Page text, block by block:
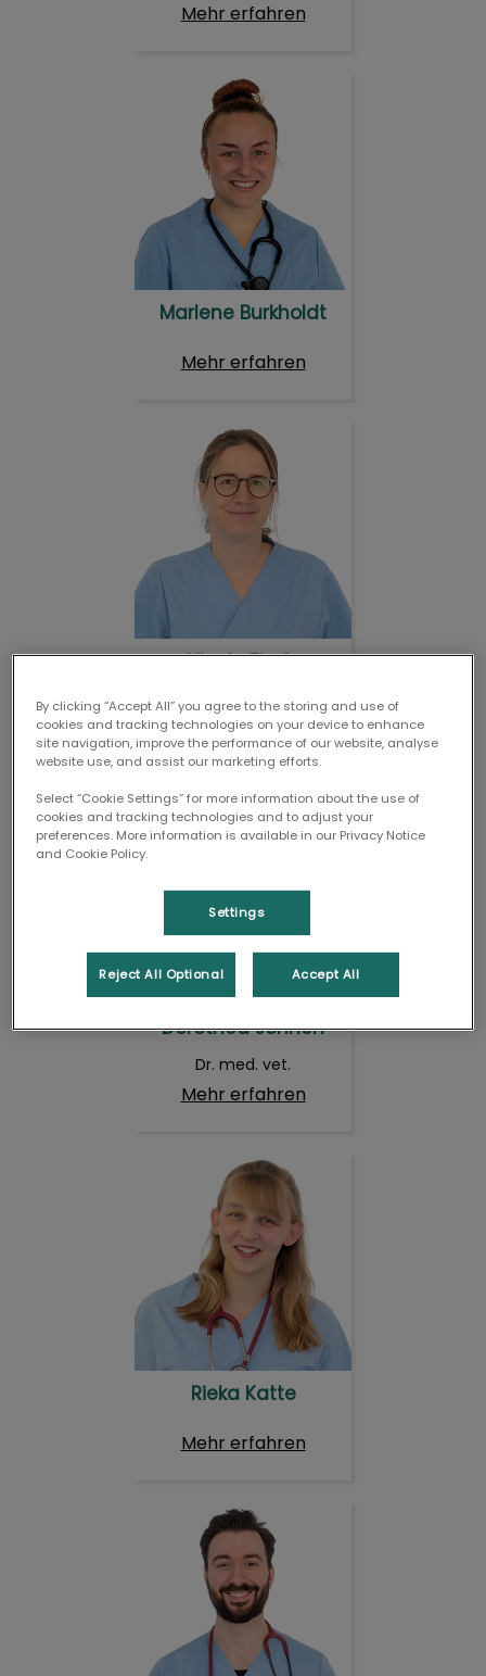
Mehr erfahren
Marlene Burkholdt
Marlene Burkholdt
Mehr erfahren
Nicole Eisele
Nicole Eisele
Dr. med. vet.
Mehr erfahren
Dorothea Johnen
Dorothea Johnen
Dr. med. vet.
Mehr erfahren
Rieka Katte
Rieka Katte
Mehr erfahren
Philippe Rompf
By clicking “Accept All” you agree to the storing and use of
cookies and tracking technologies on your device to enhance
site navigation, improve the performance of our website, analyse
website use, and assist our marketing efforts.
Select “Cookie Settings” for more information about the use of
cookies and tracking technologies and to adjust your
preferences. More information is available in our Privacy Notice
and Cookie Policy.
Settings
Reject All Optional Accept All